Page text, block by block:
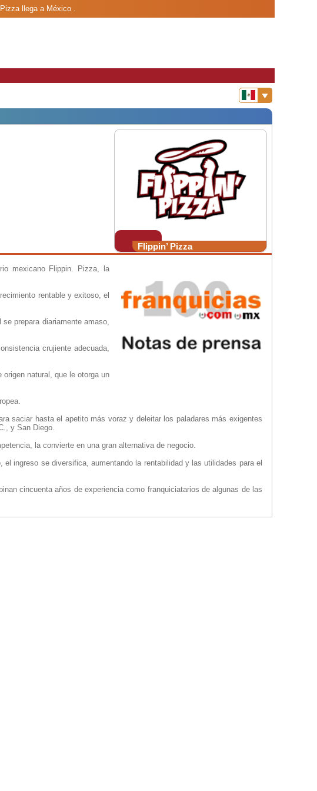
llega a México .
Flippin’ Pizza
mexicano Flippin. Pizza, la
rentable y exitoso, el
prepara diariamente amaso,
crujiente adecuada,
natural, que le otorga un
saciar hasta el apetito más voraz y deleitar los paladares más exigentes
y San Diego.
la convierte en una gran alternativa de negocio.
ingreso se diversifica, aumentando la rentabilidad y las utilidades para el
cincuenta años de experiencia como franquiciatarios de algunas de las